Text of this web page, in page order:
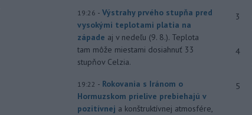
19:26 - Výstrahy prvého stupňa pred
vysokými teplotami platia na
západe aj v nedeľu (9. 8.). Teplota
tam môže miestami dosiahnuť 33
stupňov Celzia.
19:22 - Rokovania s Iránom o
Hormuzskom prielive prebiehajú v
pozitívnej a konštruktívnej atmosfére,
3
4
5